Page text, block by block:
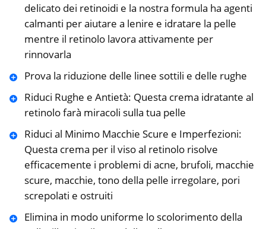
delicato dei retinoidi e la nostra formula ha agenti
calmanti per aiutare a lenire e idratare la pelle
mentre il retinolo lavora attivamente per
rinnovarla
Prova la riduzione delle linee sottili e delle rughe
Riduci Rughe e Antietà: Questa crema idratante al
retinolo farà miracoli sulla tua pelle
Riduci al Minimo Macchie Scure e Imperfezioni:
Questa crema per il viso al retinolo risolve
efficacemente i problemi di acne, brufoli, macchie
scure, macchie, tono della pelle irregolare, pori
screpolati e ostruiti
Elimina in modo uniforme lo scolorimento della